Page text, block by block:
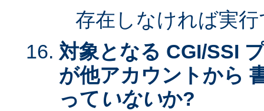
存在しなければ実
対象となる CGI/SSI
が他アカウントから
って いないか?